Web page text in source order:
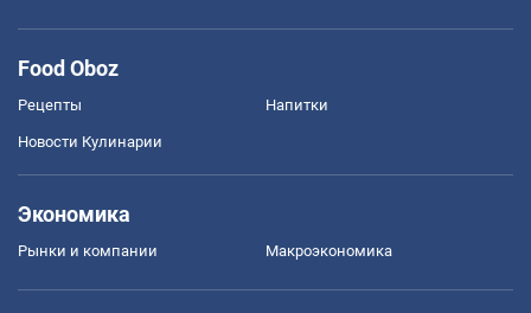
Food Oboz
Рецепты Напитки
Новости Кулинарии
Экономика
Рынки и компании Mакроэкономика